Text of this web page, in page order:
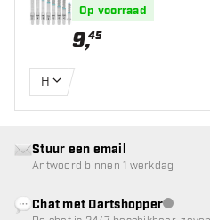
e Clear - Dart Shafts
Op voorraad
9,45
H
Stuur een email
Antwoord binnen 1 werkdag
Chat met Dartshopper